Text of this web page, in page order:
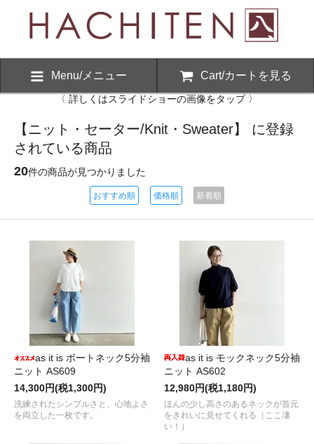
Menu/メニュー Cart/カートを見る
〈 詳しくはスライドショーの画像をタップ 〉
【ニット・セーター/Knit・Sweater】 に登録
されている商品
20件の商品が見つかりました
おすすめ順 価格順 新着順
as it is ボートネック5分袖
ニット AS609
14,300円(税1,300円)
洗練されたシンプルさと、心地よさ
を両立した一枚です。
as it is モックネック5分袖
ニット AS602
12,980円(税1,180円)
ほんの少し高さのあるネックが首元
をきれいに見せてくれる（ここ凄
い！）